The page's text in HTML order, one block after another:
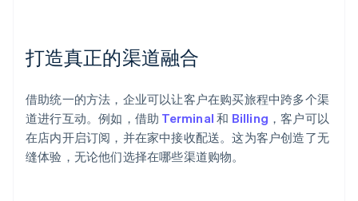
打造真正的渠道融合
借助统一的方法，企业可以让客户在购买旅程中跨多个渠
道进行互动。例如，借助 Terminal 和 Billing ，客户可以
在店内开启订阅，并在家中接收配送。这为客户创造了无
缝体验，无论他们选择在哪些渠道购物。
阿联酋